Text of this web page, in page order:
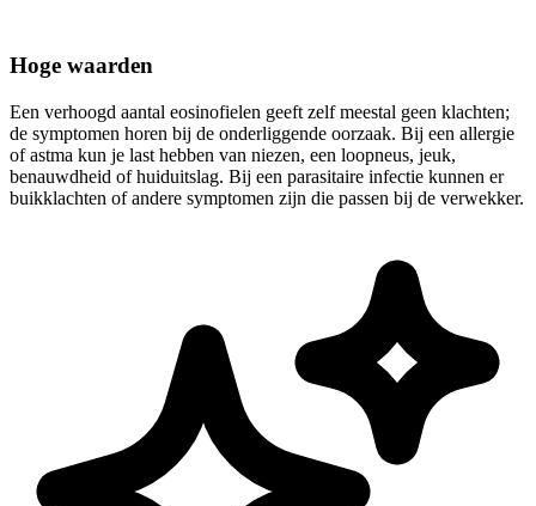
Hoge waarden
Een verhoogd aantal eosinofielen geeft zelf meestal geen klachten;
de symptomen horen bij de onderliggende oorzaak. Bij een allergie
of astma kun je last hebben van niezen, een loopneus, jeuk,
benauwdheid of huiduitslag. Bij een parasitaire infectie kunnen er
buikklachten of andere symptomen zijn die passen bij de verwekker.